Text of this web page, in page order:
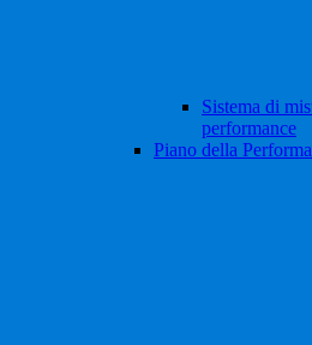
Sistema di
performance
Piano della